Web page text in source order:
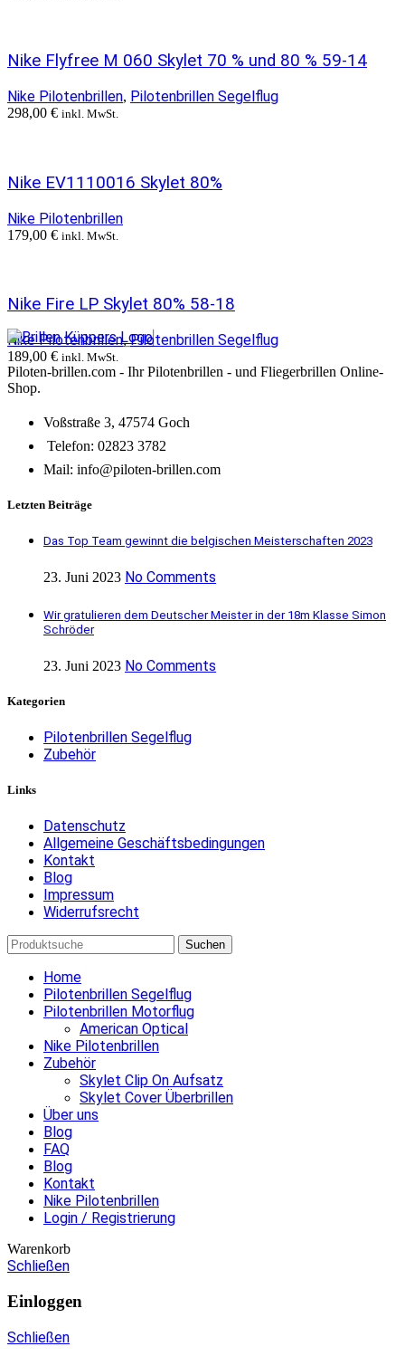
Nike Flyfree M 060 Skylet 70 % und 80 % 59-14
Nike Pilotenbrillen, Pilotenbrillen Segelflug
298,00 € inkl. MwSt.
Nike EV1110016 Skylet 80%
Nike Pilotenbrillen
179,00 € inkl. MwSt.
Nike Fire LP Skylet 80% 58-18
Nike Pilotenbrillen,Pilotenbrillen Segelflug
189,00 € inkl. MwSt.
Piloten-brillen.com - Ihr Pilotenbrillen - und Fliegerbrillen Online-
Shop.
Voßstraße 3, 47574 Goch
Telefon: 02823 3782
Mail: info@piloten-brillen.com
Letzten Beiträge
Das Top Team gewinnt die belgischen Meisterschaften 2023
23. Juni 2023 No Comments
Wir gratulieren dem Deutscher Meister in der 18m Klasse Simon
Schröder
23. Juni 2023 No Comments
Kategorien
Pilotenbrillen Segelflug
Zubehör
Links
Datenschutz
Allgemeine Geschäftsbedingungen
Kontakt
Blog
Impressum
Widerrufsrecht
Suchen
Home
Pilotenbrillen Segelflug
Pilotenbrillen Motorflug
American Optical
Nike Pilotenbrillen
Zubehör
Skylet Clip On Aufsatz
Skylet Cover Überbrillen
Über uns
Blog
FAQ
Blog
Kontakt
Nike Pilotenbrillen
Login / Registrierung
Warenkorb
Schließen
Einloggen
Schließen